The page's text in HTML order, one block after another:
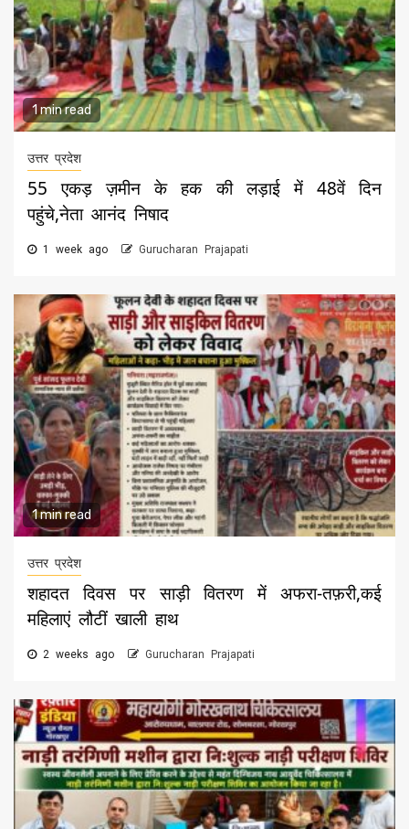
1 min read
उत्तर प्रदेश
55 एकड़ ज़मीन के हक की लड़ाई में 48वें दिन
पहुंचे,नेता आनंद निषाद
1 week ago Gurucharan Prajapati
1 min read
उत्तर प्रदेश
शहादत दिवस पर साड़ी वितरण में अफरा-तफ़री,कई
महिलाएं लौटीं खाली हाथ
2 weeks ago Gurucharan Prajapati